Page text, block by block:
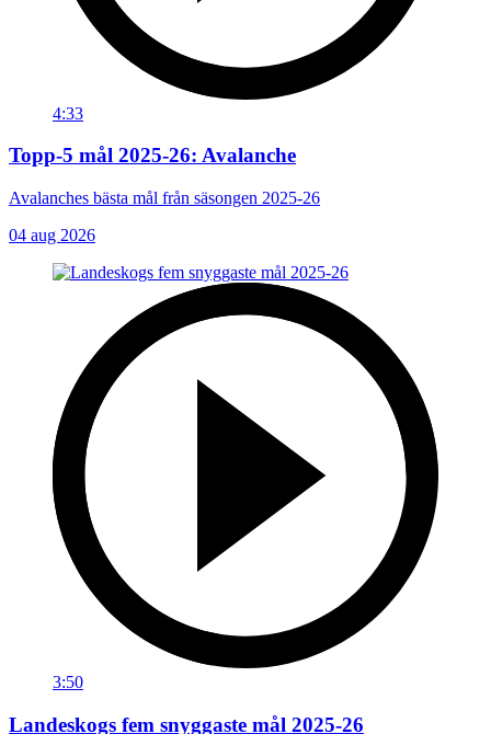
4:33
Topp-5 mål 2025-26: Avalanche
Avalanches bästa mål från säsongen 2025-26
04 aug 2026
3:50
Landeskogs fem snyggaste mål 2025-26